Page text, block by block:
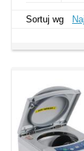
Sortuj wg